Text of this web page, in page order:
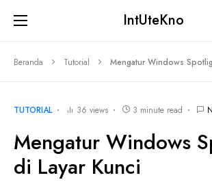
IntUteKno
Beranda Tutorial Mengatur Windows
TUTORIAL 36 views 3 minute read
Mengatur Windows
di Layar Kunci